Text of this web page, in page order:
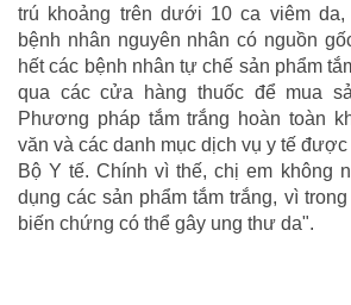
trú khoảng trên dưới 10 ca viêm
bệnh nhân nguyên nhân có nguồn
hết các bệnh nhân tự chế sản phẩm
qua các cửa hàng thuốc để mua
Phương pháp tắm trắng hoàn toàn
văn và các danh mục dịch vụ y tế
Bộ Y tế. Chính vì thế, chị em không
dụng các sản phẩm tắm trắng, vì
biến chứng có thể gây ung thư da".